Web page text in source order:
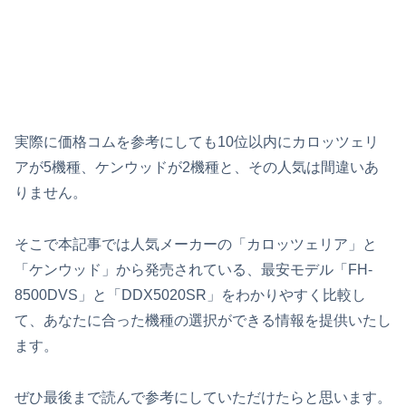
実際に価格コムを参考にしても10位以内にカロッツェリ
アが5機種、ケンウッドが2機種と、その人気は間違いあ
りません。
そこで本記事では人気メーカーの「カロッツェリア」と
「ケンウッド」から発売されている、最安モデル「FH-
8500DVS」と「DDX5020SR」をわかりやすく比較し
て、あなたに合った機種の選択ができる情報を提供いたし
ます。
ぜひ最後まで読んで参考にしていただけたらと思います。